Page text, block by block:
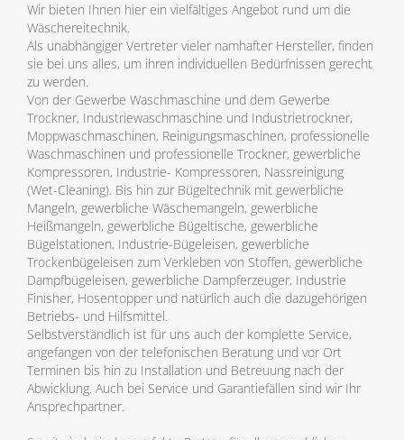
Wir bieten Ihnen hier ein vielfältiges Angebot rund um die
Wäschereitechnik.
Als unabhängiger Vertreter vieler namhafter Hersteller, finden
sie bei uns alles, um ihren individuellen Bedürfnissen gerecht
zu werden.
Von der Gewerbe Waschmaschine und dem Gewerbe
Trockner, Industriewaschmaschine und Industrietrockner,
Moppwaschmaschinen, Reinigungsmaschinen, professionelle
Waschmaschinen und professionelle Trockner, gewerbliche
Kompressoren, Industrie- Kompressoren, Nassreinigung
(Wet-Cleaning). Bis hin zur Bügeltechnik mit gewerbliche
Mangeln, gewerbliche Wäschemangeln, gewerbliche
Heißmangeln, gewerbliche Bügeltische, gewerbliche
Bügelstationen, Industrie-Bügeleisen, gewerbliche
Trockenbügeleisen zum Verkleben von Stoffen, gewerbliche
Dampfbügeleisen, gewerbliche Dampferzeuger, Industrie
Finisher, Hosentopper und natürlich auch die dazugehörigen
Betriebs- und Hilfsmittel.
Selbstverständlich ist für uns auch der komplette Service,
angefangen von der telefonischen Beratung und vor Ort
Terminen bis hin zu Installation und Betreuung nach der
Abwicklung. Auch bei Service und Garantiefällen sind wir Ihr
Ansprechpartner.